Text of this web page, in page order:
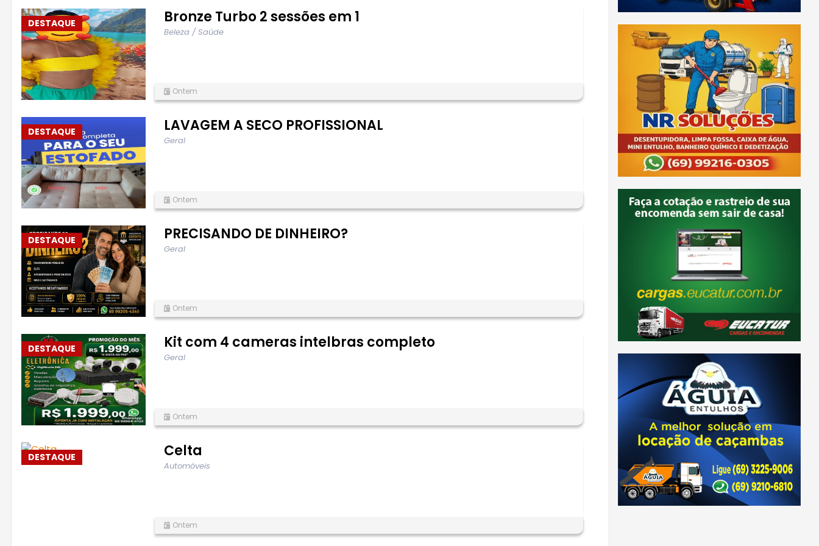
DESTAQUE Bronze Turbo 2 sessões em 1
Beleza / Saúde
Ontem
DESTAQUE LAVAGEM A SECO PROFISSIONAL
Geral
Ontem
DESTAQUE PRECISANDO DE DINHEIRO?
Geral
Ontem
DESTAQUE Kit com 4 cameras intelbras completo
Geral
Ontem
DESTAQUE Celta
Automóveis
Ontem